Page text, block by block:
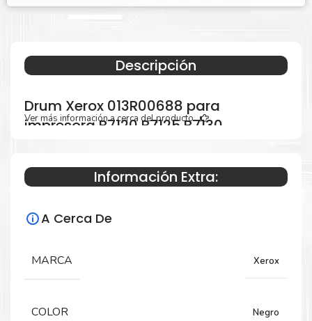
Descripción
Drum Xerox 013R00688 para
impresora B7120 B7125 B7130
Especificaciones Técnicas
Para impresoras:
B7120, B7125, B7130.
Ver más información a cerca del producto...
Información Extra:
A Cerca De
MARCA Xerox
COLOR Negro